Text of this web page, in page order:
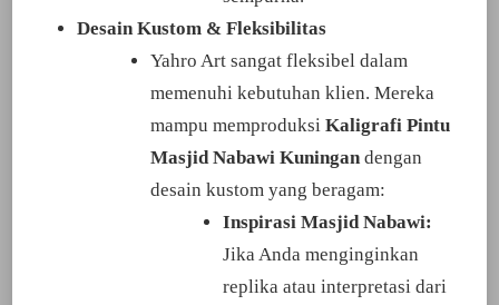
Desain Kustom & Fleksibilitas
Yahro Art sangat fleksibel dalam
memenuhi kebutuhan klien. Mereka
mampu memproduksi Kaligrafi Pintu
Masjid Nabawi Kuningandengan
desain kustom yang beragam:
Inspirasi Masjid Nabawi:
Jika Anda menginginkan
replika atau interpretasi dari